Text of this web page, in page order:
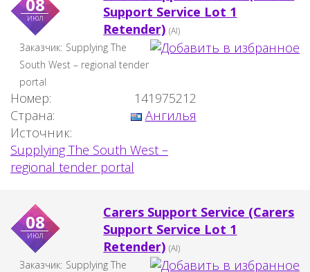
июл
Support Service Lot 1
Retender) (AI)
Заказчик: Supplying The
South West – regional tender
portal
Номер:
141975212
Страна:
Ангилья
Источник:
Supplying The South West –
regional tender portal
08
июл
Carers Support Service (Carers
Support Service Lot 1
Retender) (AI)
Заказчик: Supplying The